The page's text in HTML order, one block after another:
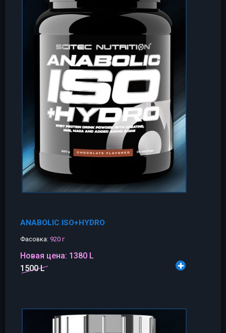
ANABOLIC ISO+HYDRO
Фасовка: 920 г
Новая цена: 1380 L
1500 L